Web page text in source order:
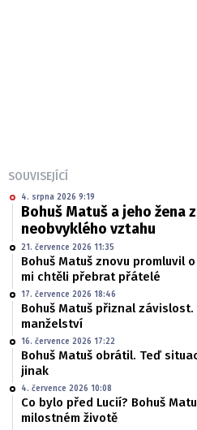
SOUVISEJÍCÍ
4. srpna 2026 9:19
Bohuš Matuš a jeho žena
neobvyklého vztahu
21. července 2026 11:35
Bohuš Matuš znovu promluvil
mi chtěli přebrat přátelé
17. července 2026 18:46
Bohuš Matuš přiznal
manželství
16. července 2026 17:22
Bohuš Matuš obrátil. Teď
jinak
4. července 2026 10:08
Co bylo před Lucií? Bohuš
milostném životě